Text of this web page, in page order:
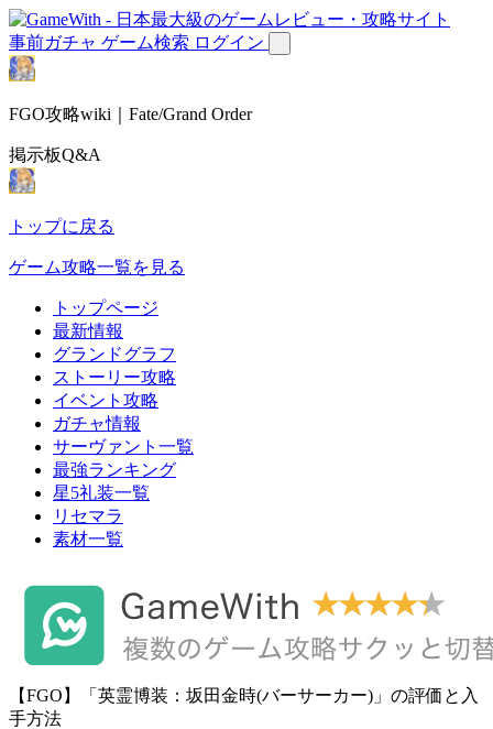
事前ガチャ ゲーム検索 ログイン
FGO攻略wiki｜Fate/Grand Order
掲示板Q&A
トップに戻る
ゲーム攻略一覧を見る
トップページ
最新情報
グランドグラフ
ストーリー攻略
イベント攻略
ガチャ情報
サーヴァント一覧
最強ランキング
星5礼装一覧
リセマラ
素材一覧
【FGO】「英霊博装：坂田金時(バーサーカー)」の評価と入
手方法